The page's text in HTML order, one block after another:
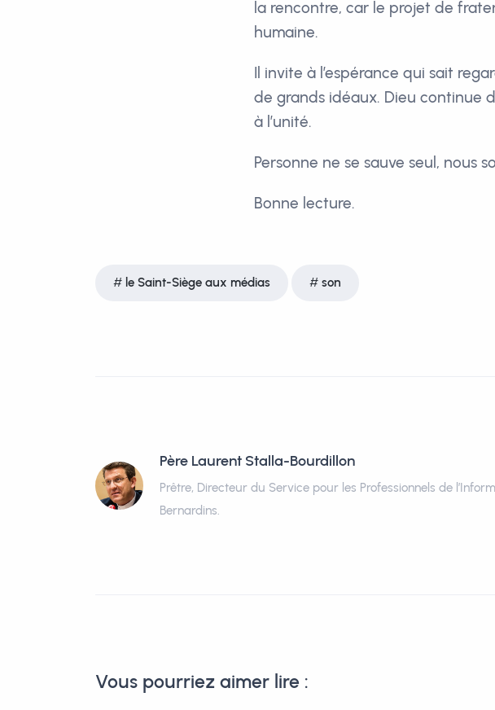
la rencontre, car le projet de
humaine.
Il invite à l’espérance qui sait
de grands idéaux. Dieu continue
à l’unité.
Personne ne se sauve seul, nous
Bonne lecture.
le Saint-Siège aux médias son
Père Laurent Stalla-Bourdillon
Prêtre, Directeur du Service pour les Professionnels de
Bernardins.
Vous pourriez aimer lire :